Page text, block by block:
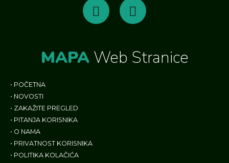
MAPAWeb Stranice
• POČETNA
• NOVOSTI
• ZAKAŽITE PREGLED
• PITANJA KORISNIKA
• O NAMA
• PRIVATNOST KORISNIKA
• POLITIKA KOLAČIĆA